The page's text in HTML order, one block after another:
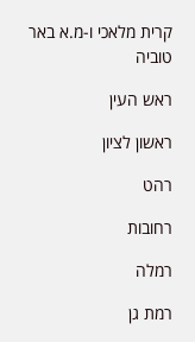
קרית מלאכי ו-מ.א באר
טוביה
ראש העין
ראשון לציון
רהט
רחובות
רמלה
רמת גן